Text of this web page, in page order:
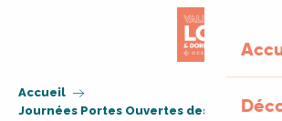
Accueil
Journées Portes Ouvertes des Ateliers